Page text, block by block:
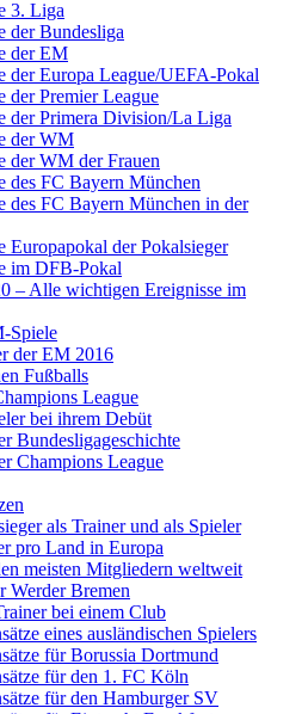
3. Liga
der Bundesliga
der EM
der Europa League/UEFA-Pokal
der Premier League
der Primera Division/La Liga
der WM
der WM der Frauen
des FC Bayern München
des FC Bayern München in der
Europapokal der Pokalsieger
im DFB-Pokal
– Alle wichtigen Ereignisse im
Spiele
der EM 2016
Fußballs
League
bei ihrem Debüt
Bundesligageschichte
Champions League
als Trainer und als Spieler
pro Land in Europa
meisten Mitgliedern weltweit
Werder Bremen
bei einem Club
eines ausländischen Spielers
für Borussia Dortmund
für den 1. FC Köln
für den Hamburger SV